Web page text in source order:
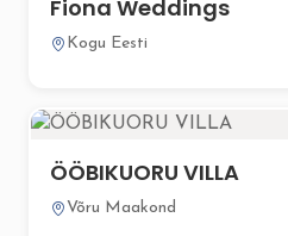
Fiona Weddings
Kogu Eesti
ÖÖBIKUORU VILLA
Võru Maakond